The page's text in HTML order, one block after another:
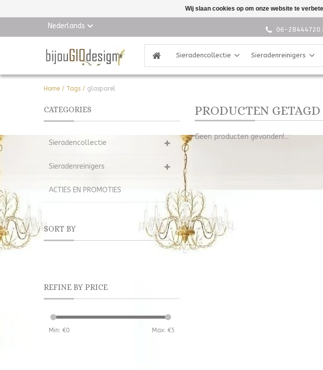
Nederlands 06-28444720
Sieradencollectie Sieradenreinigers
Home / Tags / glasparel
CATEGORIES
Sieradencollectie
Sieradenreinigers
ACTIES EN PROMOTIES
SORT BY
REFINE BY PRICE
Min: €0 Max: €5
PRODUCTEN
Geen producten gevonden!...
Wij slaan cookies op om onze website te